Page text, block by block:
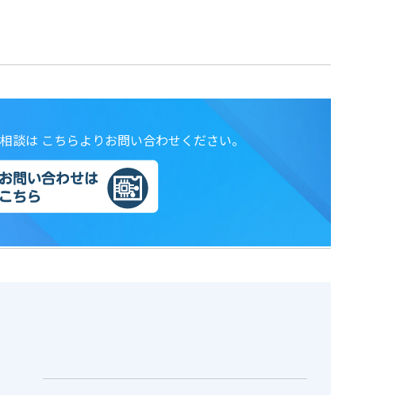
談は こちらよりお問い合わせください。